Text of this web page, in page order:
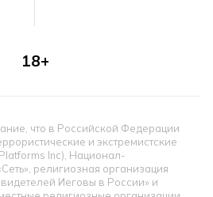
18+
что в Российской Федерации
и экстремистские
Inc), Национал-
религиозная организация
Иеговы в России» и